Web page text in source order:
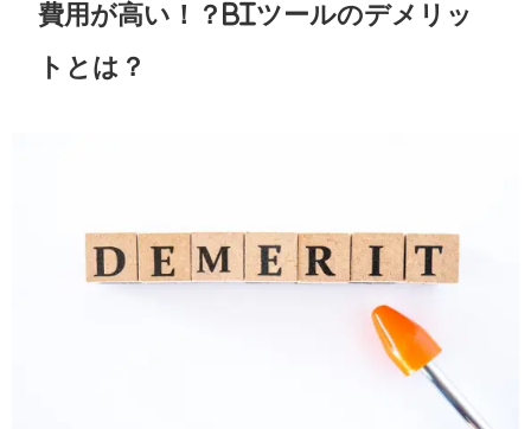
費用が高い！？ BIツールのデメリッ
トとは？